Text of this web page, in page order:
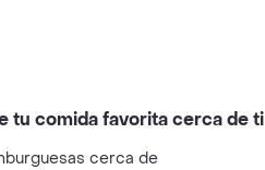
tu comida favorita cerca de ti
cerca de